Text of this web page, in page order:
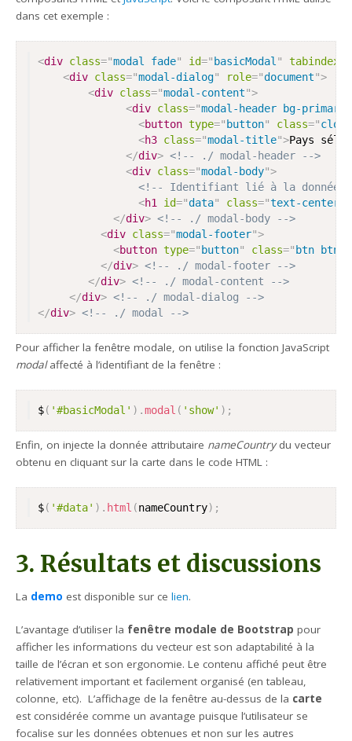
dans cet exemple :
<div class="modal fade" id=" basicModal " tabindex
<div class="modal-dialog" role="document">
<div class="modal-content">
<div class="modal-header bg-
<button type=" button" class="close
<h3 class="modal-title">Pays
</div> <!-- ./ modal-header -->
<div class="modal-body">
<!-- Identifiant lié à la donnée
<h1 id="data" class="text-center
</div> <!-- ./ modal-body -->
<div class="modal-footer">
<button type=" button" class=" btn btn-
</div> <!-- ./ modal-footer -->
</div> <!-- ./ modal-content -->
</div> <!-- ./ modal-dialog -->
</div> <!-- ./ modal -->
Pour afficher la fenêtre modale, on utilise la fonction JavaScript
modalaffecté à l’identifiant de la fenêtre :
$( '#basicModal' ) .modal ( 'show' ) ;
Enfin, on injecte la donnée attributaire nameCountrydu vecteur
obtenu en cliquant sur la carte dans le code HTML :
$( '#data' ) . html (nameCountry) ;
3. Résultats et discussions
La demo est disponible sur celien.
L’avantage d’utiliser la fenêtre modale de Bootstrap pour
afficher les informations du vecteur est son adaptabilité à la
taille de l’écran et son ergonomie. Le contenu affiché peut être
relativement important et facilement organisé (en tableau,
colonne, etc). L’affichage de la fenêtre au-dessus de la carte
est considérée comme un avantage puisque l’utilisateur se
focalise sur les données obtenues et non sur les autres